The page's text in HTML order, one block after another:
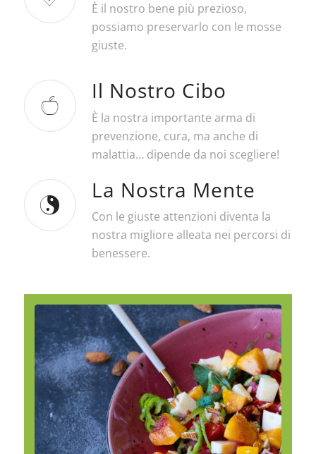
È il nostro bene più prezioso,
possiamo preservarlo con le mosse
giuste.
Il Nostro Cibo
È la nostra importante arma di
prevenzione, cura, ma anche di
malattia… dipende da noi scegliere!
La Nostra Mente
Con le giuste attenzioni diventa la
nostra migliore alleata nei percorsi di
benessere.